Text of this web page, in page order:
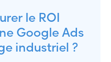
le ROI
Google Ads
industriel ?